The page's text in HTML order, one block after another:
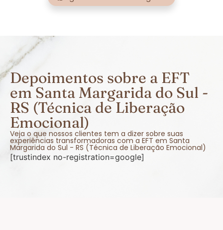
Depoimentos sobre a EFT
em Santa Margarida do Sul -
RS (Técnica de Liberação
Emocional)
Veja o que nossos clientes tem a dizer sobre suas
experiências transformadoras com a EFT em Santa
Margarida do Sul - RS (Técnica de Liberação Emocional)
[trustindex no-registration=google]